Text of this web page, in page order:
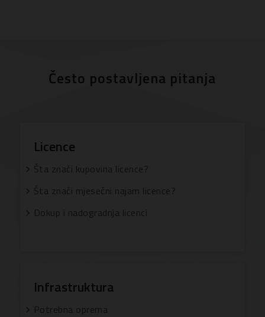
Često postavljena pitanja
Licence
Šta znači kupovina licence?
Šta znači mjesečni najam licence?
Dokup i nadogradnja licenci
Infrastruktura
Potrebna oprema